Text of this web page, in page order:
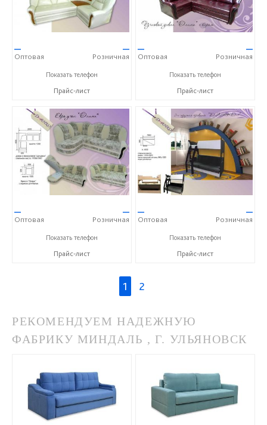
—
Оптовая
—
Розничная
+7 (8422) 22-90-20
Показать телефон
Прайс-лист
—
Оптовая
—
Розничная
+7 (8422) 22-90-20
Показать телефон
Прайс-лист
—
Оптовая
—
Розничная
+7 (8422) 22-90-20
Показать телефон
Прайс-лист
—
Оптовая
—
Розничная
+7 (8422) 22-90-20
Показать телефон
Прайс-лист
1 2
РЕКОМЕНДУЕМ НАДЕЖНУЮ
ФАБРИКУ МИНДАЛЬ , Г. УЛЬЯНОВСК